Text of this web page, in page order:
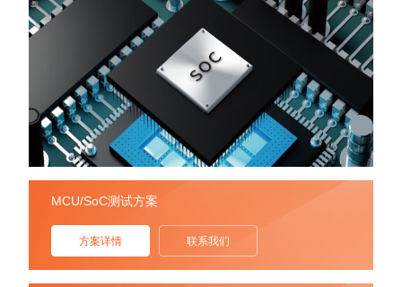
MCU/SoC测试方案
方案详情 联系我们